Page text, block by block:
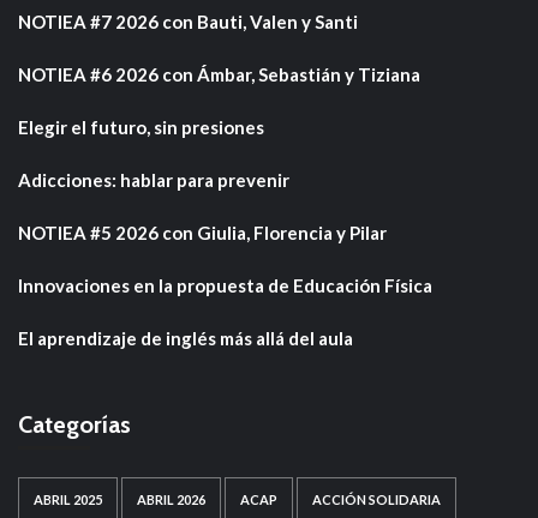
NOTIEA #7 2026 con Bauti, Valen y Santi
NOTIEA #6 2026 con Ámbar, Sebastián y Tiziana
Elegir el futuro, sin presiones
Adicciones: hablar para prevenir
NOTIEA #5 2026 con Giulia, Florencia y Pilar
Innovaciones en la propuesta de Educación Física
El aprendizaje de inglés más allá del aula
Categorías
ABRIL 2025 ABRIL 2026 ACAP ACCIÓN SOLIDARIA